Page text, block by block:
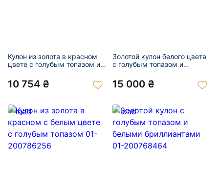
Кулон из золота в красном
цвете с голубым топазом и
10 754 ₴
Золотой кулон белого цвета
с голубым топазом и
15 000 ₴